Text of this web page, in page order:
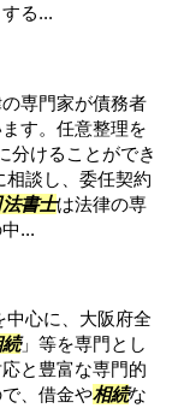
る...
専門家が債務者
す。任意整理を
分けることができ
相談し、委任契約
法書士は法律の専
...
心に、大阪府全
」等を専門とし
と豊富な専門的
、借金や相続な